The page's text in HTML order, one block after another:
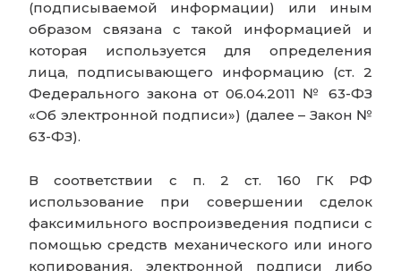
(подписываемой информации) или иным
образом связана с такой информацией и
которая используется для определения
лица, подписывающего информацию (ст. 2
Федерального закона от 06.04.2011 № 63-ФЗ
«Об электронной подписи») (далее – Закон №
63-ФЗ).
В соответствии с п. 2 ст. 160 ГК РФ
использование при совершении сделок
факсимильного воспроизведения подписи с
помощью средств механического или иного
копирования, электронной подписи либо